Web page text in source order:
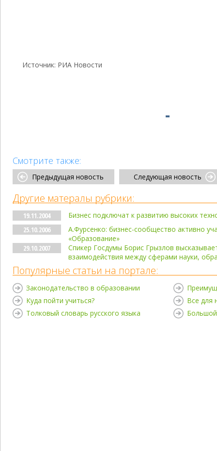
Источник: РИА Новости
Смотрите также:
Предыдущая новость Следующая новость
Другие матералы рубрики:
19.11.2004
Бизнес подключат к развитию высоких
25.10.2006
А.Фурсенко: бизнес-сообщество активно
«Образование»
29.10.2007
Спикер Госдумы Борис Грызлов
взаимодействия между сферами науки,
Популярные статьи на портале:
Законодательство в образовании
Куда пойти учиться?
Толковый словарь русского языка
Все для
Большой